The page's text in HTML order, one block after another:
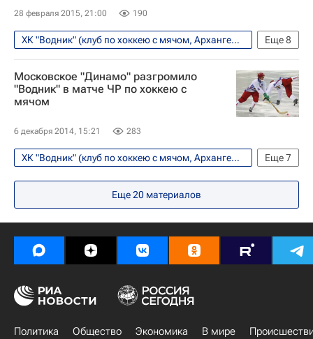
28 февраля 2015, 21:00 190
Еще8
ХК "Водник" (клуб по хоккею с мячом, Архангельск)
Спорт
Архангельская область
Архангельск
Европа
Северо-Западный ФО
Россия
Московское "Динамо" разгромило
"Водник" в матче ЧР по хоккею с
мячом
6 декабря 2014, 15:21 283
Еще7
ХК "Водник" (клуб по хоккею с мячом, Архангельск)
Спорт
Москва
Европа
Весь мир
ХК "Динамо" (клуб по хоккею с мячом, Москва)
Россия
Еще20 материалов
Политика Общество Экономика В мире